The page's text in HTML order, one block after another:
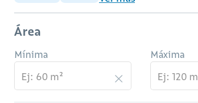
Área
Mínima Máxima